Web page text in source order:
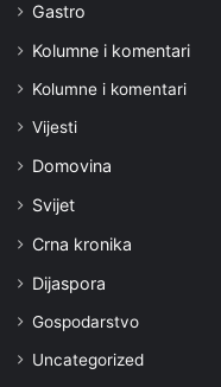
Gastro
Kolumne i komentari
Kolumne i komentari
Vijesti
Domovina
Svijet
Crna kronika
Dijaspora
Gospodarstvo
Uncategorized